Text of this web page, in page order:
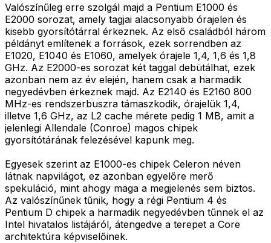
Valószínűleg erre szolgál majd a Pentium E1000 és
E2000 sorozat, amely tagjai alacsonyabb órajelen és
kisebb gyorsítótárral érkeznek. Az első családból három
példányt említenek a források, ezek sorrendben az
E1020, E1040 és E1060, amelyek órajele 1,4, 1,6 és 1,8
GHz. Az E2000-es sorozat két taggal debütálhat, ezek
azonban nem az év elején, hanem csak a harmadik
negyedévben érkeznek majd. Az E2140 és E2160 800
MHz-es rendszerbuszra támaszkodik, órajelük 1,4,
illetve 1,6 GHz, az L2 cache mérete pedig 1 MB, amit a
jelenlegi Allendale (Conroe) magos chipek
gyorsítótárának felezésével kapunk meg.
Egyesek szerint az E1000-es chipek Celeron néven
látnak napvilágot, ez azonban egyelőre merő
spekuláció, mint ahogy maga a megjelenés sem biztos.
Az valószínűnek tűnik, hogy a régi Pentium 4 és
Pentium D chipek a harmadik negyedévben tűnnek el az
Intel hivatalos listájáról, átengedve a terepet a Core
architektúra képviselőinek.